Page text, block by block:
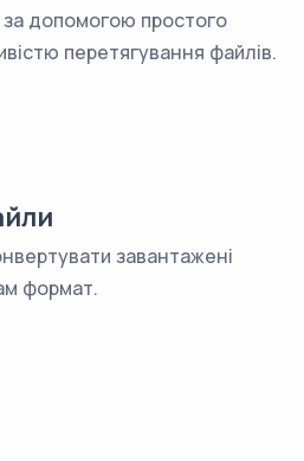
допомогою простого
перетягування файлів.
завантажені
формат.